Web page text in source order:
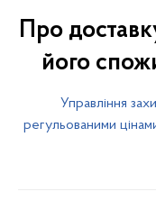
Про
його
Управління
регульованими